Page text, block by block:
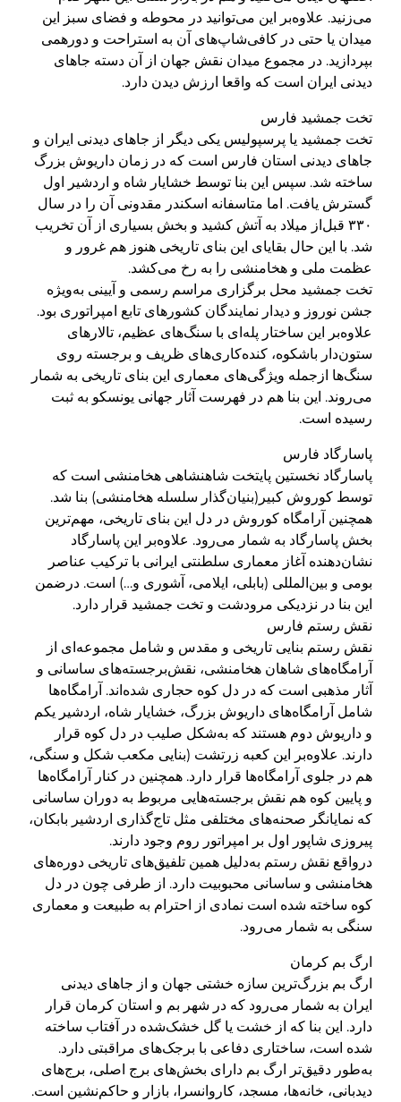
می‌زنید. علاوه‌بر این می‌توانید در محوطه و فضای سبز این
میدان یا حتی در کافی‌شاپ‌های آن به استراحت و دورهمی
بپردازید. در مجموع میدان نقش جهان از آن دسته جاهای
دیدنی ایران است که واقعا ارزش دیدن دارد.
تخت جمشید فارس
تخت جمشید یا پرسپولیس یکی دیگر از جاهای دیدنی ایران و
جاهای دیدنی استان فارس است که در زمان داریوش بزرگ
ساخته شد. سپس این بنا توسط خشایار شاه و اردشیر اول
گسترش یافت. اما متاسفانه اسکندر مقدونی آن را در سال
۳۳۰ قبل‌از میلاد به آتش کشید و بخش بسیاری از آن تخریب
شد. با این حال بقایای این بنای تاریخی هنوز هم غرور و
عظمت ملی و هخامنشی را به رخ می‌کشد.
تخت جمشید محل برگزاری مراسم رسمی و آیینی به‌ویژه
جشن نوروز و دیدار نمایندگان کشورهای تابع امپراتوری بود.
علاوه‌بر این ساختار پله‌ای با سنگ‌های عظیم، تالارهای
ستون‌دار باشکوه، کنده‌کاری‌های ظریف و برجسته روی
سنگ‌ها ازجمله ویژگی‌های معماری این بنای تاریخی به شمار
می‌روند. این بنا هم در فهرست آثار جهانی یونسکو به ثبت
رسیده است.
پاسارگاد فارس
پاسارگاد نخستین پایتخت شاهنشاهی هخامنشی است که
توسط کوروش کبیر(بنیان‌گذار سلسله هخامنشی) بنا شد.
همچنین آرامگاه کوروش در دل این بنای تاریخی، مهم‌ترین
بخش پاسارگاد به شمار می‌رود. علاوه‌بر این پاسارگاد
نشان‌دهنده آغاز معماری سلطنتی ایرانی با ترکیب عناصر
بومی و بین‌المللی (بابلی، ایلامی، آشوری و…) است. درضمن
این بنا در نزدیکی مرودشت و تخت جمشید قرار دارد.
نقش رستم فارس
نقش رستم بنایی تاریخی و مقدس و شامل مجموعه‌ای از
آرامگاه‌های شاهان هخامنشی، نقش‌برجسته‌های ساسانی و
آثار مذهبی است که در دل کوه حجاری شده‌اند. آرامگاه‌ها
شامل آرامگاه‌های داریوش بزرگ، خشایار شاه، اردشیر یکم
و داریوش دوم هستند که به‌شکل صلیب در دل کوه قرار
دارند. علاوه‌بر این کعبه زرتشت (بنایی مکعب‌ شکل و سنگی،
هم در جلوی آرامگاه‌ها قرار دارد. همچنین در کنار آرامگاه‌ها
و پایین کوه هم نقش برجسته‌هایی مربوط به دوران ساسانی
که نمایانگر صحنه‌های مختلفی مثل تاج‌گذاری اردشیر بابکان،
پیروزی شاپور اول بر امپراتور روم وجود دارند.
درواقع نقش رستم به‌دلیل همین تلفیق‌های تاریخی دوره‌های
هخامنشی و ساسانی محبوبیت دارد. از طرفی چون در دل
کوه ساخته شده است نمادی از احترام به طبیعت و معماری
سنگی به شمار می‌رود.
ارگ بم کرمان
ارگ بم بزرگ‌ترین سازه خشتی جهان و از جاهای دیدنی
ایران به شمار می‌رود که در شهر بم و استان کرمان قرار
دارد. این بنا که از خشت یا گل خشک‌شده در آفتاب ساخته
شده است، ساختاری دفاعی با برجک‌های مراقبتی دارد.
به‌طور دقیق‌تر ارگ بم دارای بخش‌های برج اصلی، برج‌های
دیدبانی، خانه‌ها، مسجد، کاروانسرا، بازار و حاکم‌نشین است.